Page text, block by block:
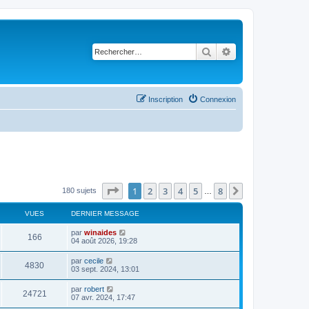
Rechercher
Connexion
Inscription
180 sujets Page sur8
1 2 3 4 5 8
VUES DERNIER MESSAGE
166 par winaides
04 août 2026, 19:28
4830 par cecile
03 sept. 2024, 13:01
24721 par robert
07 avr. 2024, 17:47